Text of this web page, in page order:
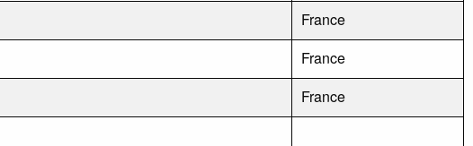
France
France
France